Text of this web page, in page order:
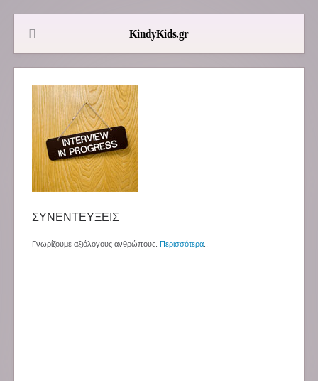
ΣΥΝΕΝΤΕΥΞΕΙΣ
Γνωρίζουμε αξιόλογους ανθρώπους. Περισσότερα